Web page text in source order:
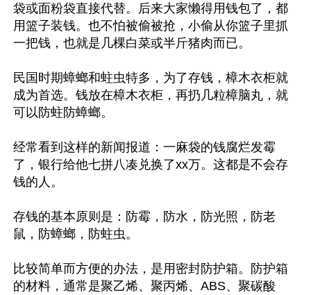
袋或面粉袋直接代替。后来大家懒得用钱包了，都
用篮子装钱。也不怕被偷被抢，小偷从你篮子里抓
一把钱，也就是几棵白菜或半斤猪肉而已。
民国时期蟑螂和蛀虫特多，为了存钱，樟木衣柜就
成为首选。钱放在樟木衣柜，再扔几粒樟脑丸，就
可以防蛀防蟑螂。
经常看到这样的新闻报道：一麻袋的钱腐烂发霉
了，银行给他七拼八凑兑换了xx万。这都是不会存
钱的人。
存钱的基本原则是：防霉，防水，防光照，防老
鼠，防蟑螂，防蛀虫。
比较简单而方便的办法，是用密封防护箱。防护箱
的材料，通常是聚乙烯、聚丙烯、ABS、聚碳酸